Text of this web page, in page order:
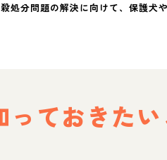
分問題の解決に向けて、保護犬
っておきたい